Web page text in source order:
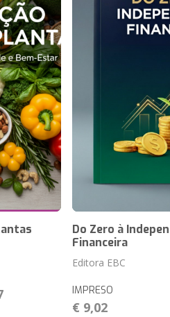
Do Zero à
Financeira
Editora EBC
IMPRESO
€ 9,02